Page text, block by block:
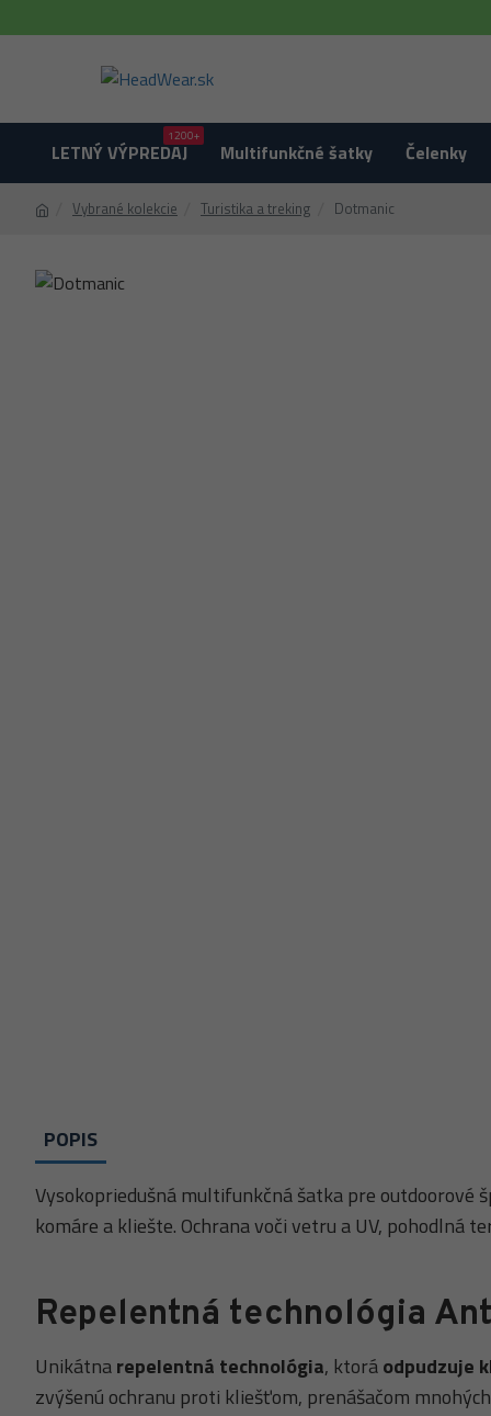
LETNÝ VÝPREDAJ
1200+
Multifunkčné šatky Čelenky
Vybrané kolekcie Turistika a treking Dotmanic
POPIS
Vysokopriedušná multifunkčná šatka pre outdoorové
komáre a kliešte. Ochrana voči vetru a UV, pohodlná
Repelentná technológia
Unikátnarepelentná technológia, ktoráodpudzuje
zvýšenú ochranu proti kliešťom, prenášačom mnohých